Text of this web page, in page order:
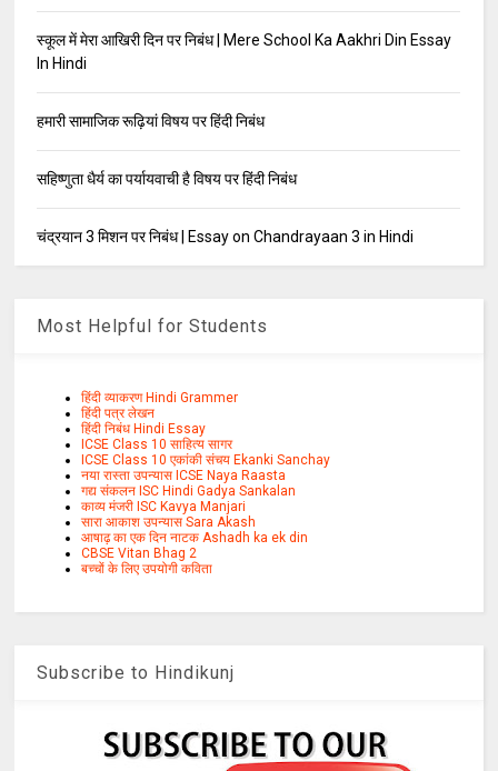
स्कूल में मेरा आखिरी दिन पर निबंध | Mere School Ka Aakhri Din Essay
In Hindi
हमारी सामाजिक रूढ़ियां विषय पर हिंदी निबंध
सहिष्णुता धैर्य का पर्यायवाची है विषय पर हिंदी निबंध
चंद्रयान 3 मिशन पर निबंध | Essay on Chandrayaan 3 in Hindi
Most Helpful for Students
हिंदी व्याकरण Hindi Grammer
हिंदी पत्र लेखन
हिंदी निबंध Hindi Essay
ICSE Class 10 साहित्य सागर
ICSE Class 10 एकांकी संचय Ekanki Sanchay
नया रास्ता उपन्यास ICSE Naya Raasta
गद्य संकलन ISC Hindi Gadya Sankalan
काव्य मंजरी ISC Kavya Manjari
सारा आकाश उपन्यास Sara Akash
आषाढ़ का एक दिन नाटक Ashadh ka ek din
CBSE Vitan Bhag 2
बच्चों के लिए उपयोगी कविता
Subscribe to Hindikunj